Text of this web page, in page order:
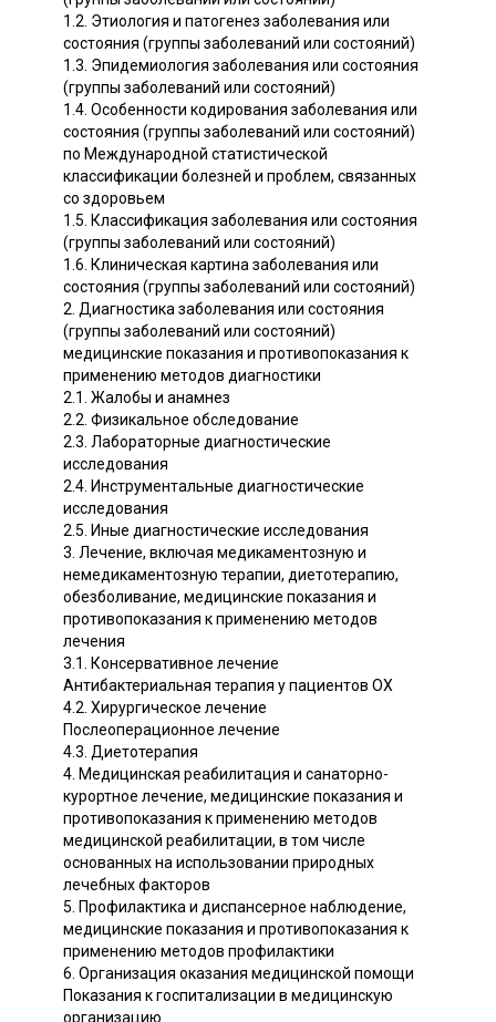
1.2. Этиология и патогенез заболевания или
состояния (группы заболеваний или состояний)
1.3. Эпидемиология заболевания или состояния
(группы заболеваний или состояний)
1.4. Особенности кодирования заболевания или
состояния (группы заболеваний или состояний)
по Международной статистической
классификации болезней и проблем, связанных
со здоровьем
1.5. Классификация заболевания или состояния
(группы заболеваний или состояний)
1.6. Клиническая картина заболевания или
состояния (группы заболеваний или состояний)
2. Диагностика заболевания или состояния
(группы заболеваний или состояний)
медицинские показания и противопоказания к
применению методов диагностики
2.1. Жалобы и анамнез
2.2. Физикальное обследование
2.3. Лабораторные диагностические
исследования
2.4. Инструментальные диагностические
исследования
2.5. Иные диагностические исследования
3. Лечение, включая медикаментозную и
немедикаментозную терапии, диетотерапию,
обезболивание, медицинские показания и
противопоказания к применению методов
лечения
3.1. Консервативное лечение
Антибактериальная терапия у пациентов ОХ
4.2. Хирургическое лечение
Послеоперационное лечение
4.3. Диетотерапия
4. Медицинская реабилитация и санаторно-
курортное лечение, медицинские показания и
противопоказания к применению методов
медицинской реабилитации, в том числе
основанных на использовании природных
лечебных факторов
5. Профилактика и диспансерное наблюдение,
медицинские показания и противопоказания к
применению методов профилактики
6. Организация оказания медицинской помощи
Показания к госпитализации в медицинскую
организацию